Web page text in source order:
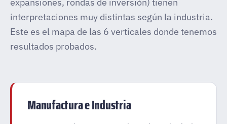
interpretaciones muy distintas según la industria.
Este es el mapa de las 6 verticales donde tenemos
resultados probados.
Manufactura e Industria